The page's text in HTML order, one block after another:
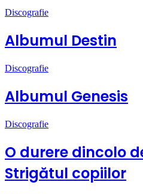
Discografie
Albumul Destin
Discografie
Albumul Genesis
Discografie
O durere dincolo
Strigătul copiilor